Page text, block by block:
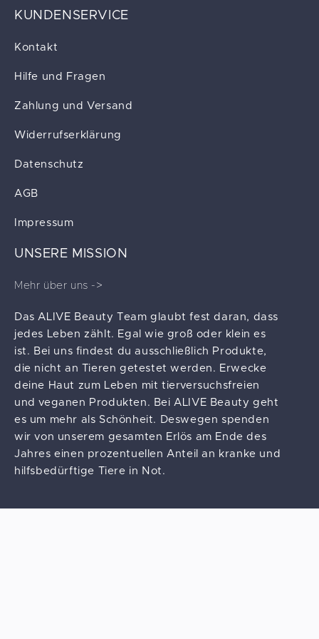
KUNDENSERVICE
Kontakt
Hilfe und Fragen
Zahlung und Versand
Widerrufserklärung
Datenschutz
AGB
Impressum
UNSERE MISSION
Mehr über uns ->
Das ALIVE Beauty Team glaubt fest daran, dass
jedes Leben zählt. Egal wie groß oder klein es
ist. Bei uns findest du ausschließlich Produkte,
die nicht an Tieren getestet werden. Erwecke
deine Haut zum Leben mit tierversuchsfreien
und veganen Produkten. Bei ALIVE Beauty geht
es um mehr als Schönheit. Deswegen spenden
wir von unserem gesamten Erlös am Ende des
Jahres einen prozentuellen Anteil an kranke und
hilfsbedürftige Tiere in Not.